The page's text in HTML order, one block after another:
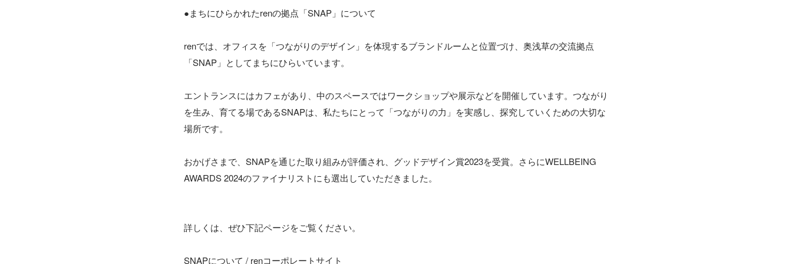
●まちにひらかれたrenの拠点「SNAP」について
renでは、オフィスを「つながりのデザイン」を体現するブランドルームと位置づけ、奥浅草の交流拠点
「SNAP」としてまちにひらいています。
エントランスにはカフェがあり、中のスペースではワークショップや展示などを開催しています。つながり
を生み、育てる場であるSNAPは、私たちにとって「つながりの力」を実感し、探究していくための大切な
場所です。
おかげさまで、SNAPを通じた取り組みが評価され、グッドデザイン賞2023を受賞。さらにWELLBEING
AWARDS 2024のファイナリストにも選出していただきました。
詳しくは、ぜひ下記ページをご覧ください。